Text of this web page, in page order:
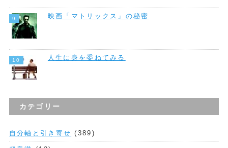
映画「マトリックス」の秘密
人生に身を委ねてみる
カテゴリー
自分軸と引き寄せ (389)